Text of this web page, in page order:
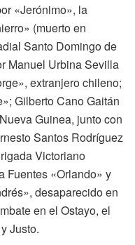
«Jerónimo», la
(muerto en
Santo Domingo de
Manuel Urbina Sevilla
extranjero chileno;
Gilberto Cano Gaitán
Guinea, junto con
Santos Rodríguez
Victoriano
Fuentes «Orlando» y
desaparecido en
en el Ostayo, el
Justo.